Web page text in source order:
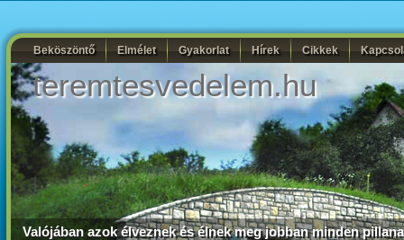
Beköszöntő Elmélet Gyakorlat Hírek Cikkek
teremtesvedelem.hu
Valójában azok élveznek és élnek meg jobban minden